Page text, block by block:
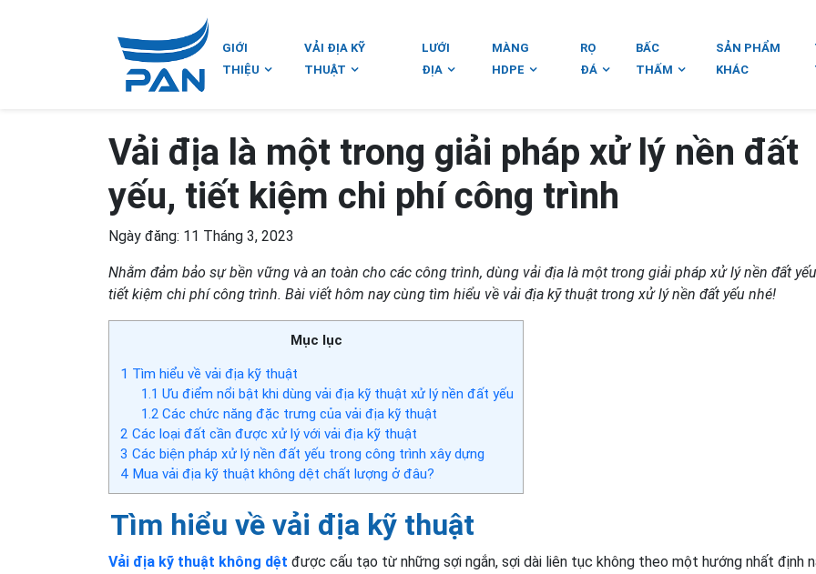
GIỚI
THIỆU
VẢI ĐỊA KỸ
THUẬT
LƯỚI
ĐỊA
MÀNG
HDPE
RỌ
ĐÁ
BẤC
THẤM
SẢN PHẨM
KHÁC
Vải địa là một trong giải pháp xử lý nền đất
yếu, tiết kiệm chi phí công trình
Ngày đăng: 11 Tháng 3, 2023
Nhằm đảm bảo sự bền vững và an toàn cho các công trình, dùng vải địa là một trong giải pháp xử lý nền đất
tiết kiệm chi phí công trình. Bài viết hôm nay cùng tìm hiểu về vải địa kỹ thuật trong xử lý nền đất yếu nhé!
Mục lục
1 Tìm hiểu về vải địa kỹ thuật
1.1 Ưu điểm nổi bật khi dùng vải địa kỹ thuật xử lý nền đất yếu
1.2Các chức năng đặc trưng của vải địa kỹ thuật
2 Các loại đất cần được xử lý với vải địa kỹ thuật
3 Các biện pháp xử lý nền đất yếu trong công trình xây dựng
4 Mua vải địa kỹ thuật không dệt chất lượng ở đâu?
Tìm hiểu về vải địa kỹ thuật
Vải địa kỹ thuật không dệt được cấu tạo từ những sợi ngắn, sợi dài liên tục không theo một hướng nhất định